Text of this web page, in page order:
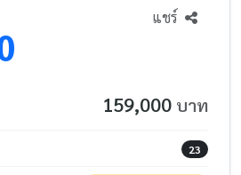
แชร์
159,000 บาท
23